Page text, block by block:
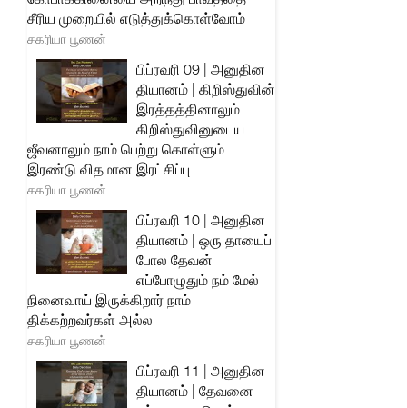
சீரிய முறையில் எடுத்துக்கொள்வோம்
சகரியா பூணன்
பிப்ரவரி 09 | அனுதின
தியானம் | கிறிஸ்துவின்
இரத்தத்தினாலும்
கிறிஸ்துவினுடைய
ஜீவனாலும் நாம் பெற்று கொள்ளும்
இரண்டு விதமான இரட்சிப்பு
சகரியா பூணன்
பிப்ரவரி 10 | அனுதின
தியானம் | ஒரு தாயைப்
போல தேவன்
எப்போழுதும் நம் மேல்
நினைவாய் இருக்கிறார் நாம்
திக்கற்றவர்கள் அல்ல
சகரியா பூணன்
பிப்ரவரி 11 | அனுதின
தியானம் | தேவனை